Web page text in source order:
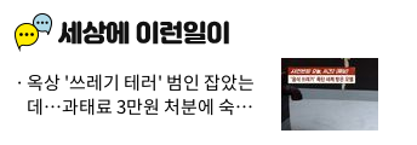
옥상 '쓰레기 테러' 범인 잡았는
데…과태료 3만원 처분에 숙박업